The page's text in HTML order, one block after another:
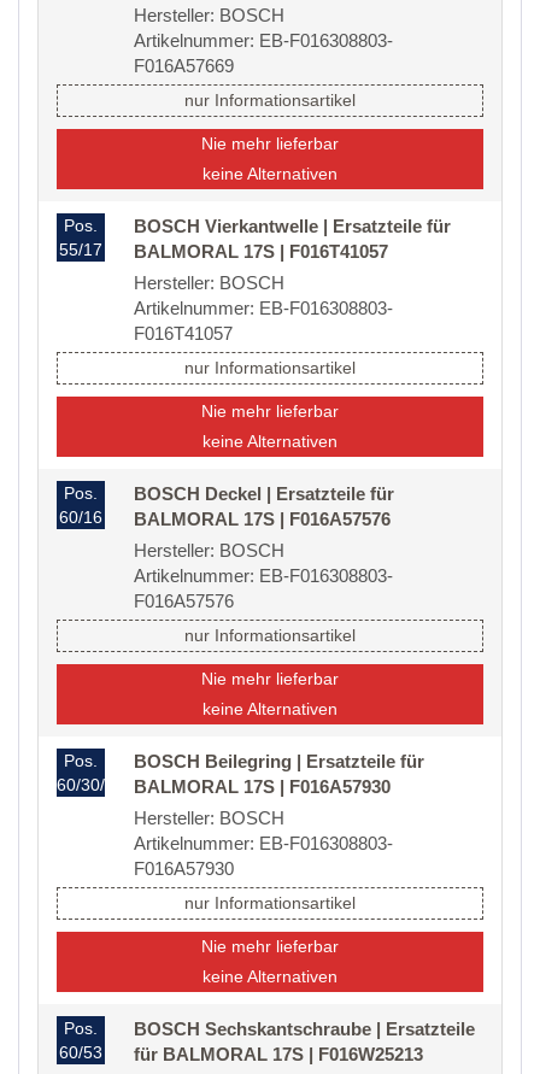
Hersteller: BOSCH
Artikelnummer: EB-F016308803-
F016A57669
nur Informationsartikel
Nie mehr lieferbar
keine Alternativen
Pos.
55/17
BOSCH Vierkantwelle | Ersatzteile für
BALMORAL 17S | F016T41057
Hersteller: BOSCH
Artikelnummer: EB-F016308803-
F016T41057
nur Informationsartikel
Nie mehr lieferbar
keine Alternativen
Pos.
60/16
BOSCH Deckel | Ersatzteile für
BALMORAL 17S | F016A57576
Hersteller: BOSCH
Artikelnummer: EB-F016308803-
F016A57576
nur Informationsartikel
Nie mehr lieferbar
keine Alternativen
Pos.
60/30/04
BOSCH Beilegring | Ersatzteile für
BALMORAL 17S | F016A57930
Hersteller: BOSCH
Artikelnummer: EB-F016308803-
F016A57930
nur Informationsartikel
Nie mehr lieferbar
keine Alternativen
Pos.
60/53
BOSCH Sechskantschraube | Ersatzteile
für BALMORAL 17S | F016W25213